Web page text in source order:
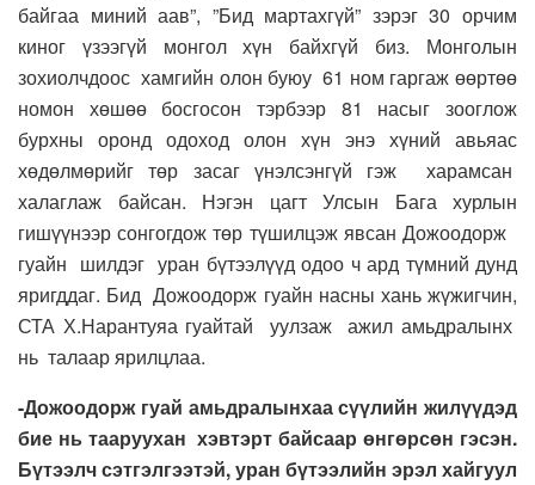
байгаа миний аав”, ”Бид мартахгүй” зэрэг 30 орчим
киног үзээгүй монгол хүн байхгүй биз. Монголын
зохиолчдоос хамгийн олон буюу 61 ном гаргаж өөртөө
номон хөшөө босгосон тэрбээр 81 насыг зооглож
бурхны оронд одоход олон хүн энэ хүний авьяас
хөдөлмөрийг төр засаг үнэлсэнгүй гэж харамсан
халаглаж байсан. Нэгэн цагт Улсын Бага хурлын
гишүүнээр сонгогдож төр түшилцэж явсан Дожоодорж
гуайн шилдэг уран бүтээлүүд одоо ч ард түмний дунд
яригддаг. Бид Дожоодорж гуайн насны хань жүжигчин,
СТА Х.Нарантуяа гуайтай уулзаж ажил амьдралынх
нь талаар ярилцлаа.
-Дожоодорж гуай амьдралынхаа сүүлийн жилүүдэд
бие нь тааруухан хэвтэрт байсаар өнгөрсөн гэсэн.
Бүтээлч сэтгэлгээтэй, уран бүтээлийн эрэл хайгуул